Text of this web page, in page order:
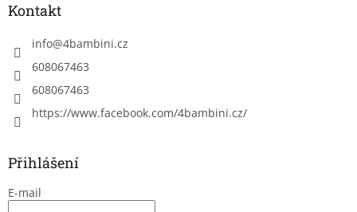
Kontakt
info@4bambini.cz
608067463
608067463
https://www.facebook.com/4bambini.cz/
Přihlášení
E-mail